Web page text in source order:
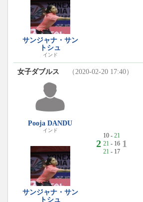
サンジャナ・サン
トシュ
インド
女子ダブルス （2020-02-20 17:40）
Pooja DANDU
インド
サンジャナ・サン
トシュ
2
10 - 21
21 - 16
21 - 17
1